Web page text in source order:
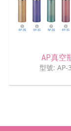
AP真空
型號: AP-